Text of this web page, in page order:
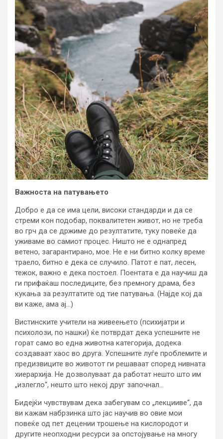
Важноста на патувањето
Добро е да се има цели, високи стандарди и да се
стреми кон подобар, поквалитетен живот, но не треба
во грч да се држиме до резултатите, туку повеќе да
уживаме во самиот процес. Ништо не е однапред
ветено, загарантирано, мое. Не е ни битно колку време
траело, битно е дека се случило. Патот е пат, лесен,
тежок, важно е дека постоел. Поентата е да научиш да
ги прифаќаш последиците, без премногу драма, без
кукања за резултатите од тие патувања. (Најде кој да
ви каже, ама ај…)
Вистинските учители на живеењето (психијатри и
психолози, по нашки) ќе потврдат дека успешните не
горат само во една животна категорија, додека
создаваат хаос во друга. Успешните луѓе проблемите и
предизвиците во животот ги решаваат според нивната
хиерархија. Не дозволуваат да работат нешто што им
„излегло“, нешто што некој друг започнал…
Бидејќи чувствувам дека забегувам со „лекцииве“, да
ви кажам набрзинка што јас научив во овие мои
повеќе од пет децении трошење на кислородот и
другите неопходни ресурси за опстојување на многу